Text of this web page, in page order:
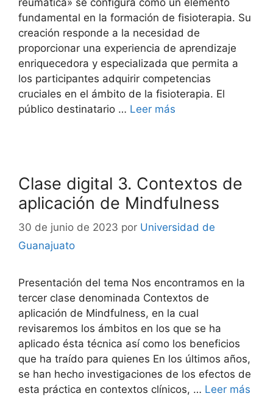
fundamental en la formación de fisioterapia. Su
creación responde a la necesidad de
proporcionar una experiencia de aprendizaje
enriquecedora y especializada que permita a
los participantes adquirir competencias
cruciales en el ámbito de la fisioterapia. El
público destinatario … Leer más
Clase digital 3. Contextos de
aplicación de Mindfulness
30 de junio de 2023 por Universidad de
Guanajuato
Presentación del tema Nos encontramos en la
tercer clase denominada Contextos de
aplicación de Mindfulness, en la cual
revisaremos los ámbitos en los que se ha
aplicado ésta técnica así como los beneficios
que ha traído para quienes En los últimos años,
se han hecho investigaciones de los efectos de
esta práctica en contextos clínicos, … Leer más